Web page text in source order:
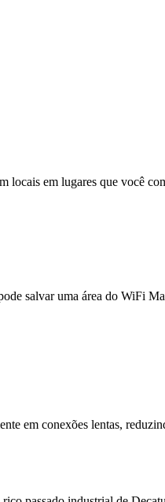
locais em lugares que você
salvar uma área do WiFi
em conexões lentas,